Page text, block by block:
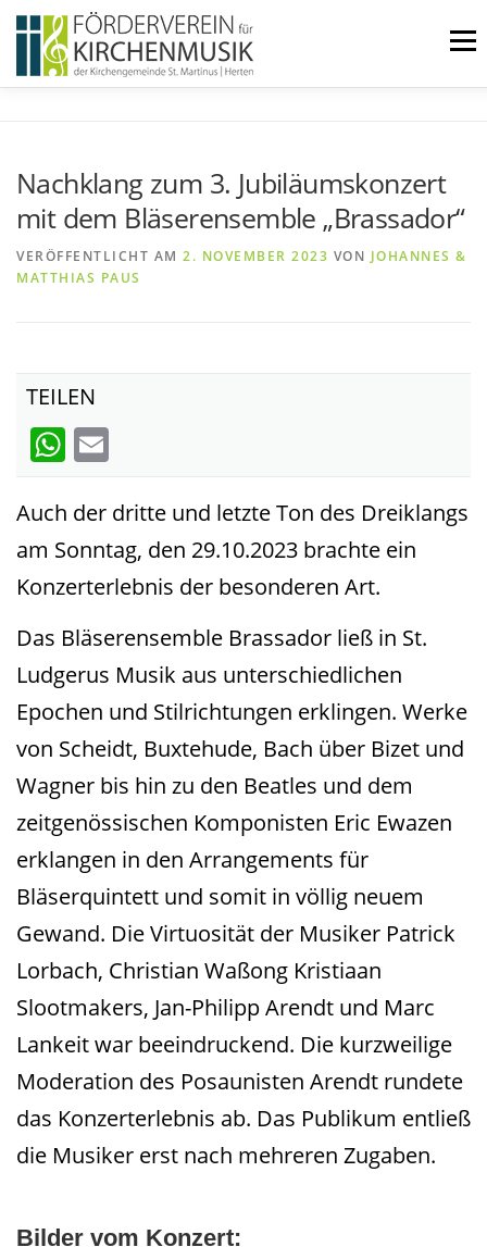
Inhalt
springen
Menü
VERANSTALTUNGEN KONTAKT
Nachklang zum 3. Jubiläumskonzert
mit dem Bläserensemble „Brassador“
VERÖFFENTLICHT AM 2. NOVEMBER 2023 VON JOHANNES &
MATTHIAS PAUS
TEILEN
WhatsApp
Auch der dritte und letzte Ton des Dreiklangs
am Sonntag, den 29.10.2023 brachte ein
Konzerterlebnis der besonderen Art.
Das Bläserensemble Brassador ließ in St.
Ludgerus Musik aus unterschiedlichen
Epochen und Stilrichtungen erklingen. Werke
von Scheidt, Buxtehude, Bach über Bizet und
Wagner bis hin zu den Beatles und dem
zeitgenössischen Komponisten Eric Ewazen
erklangen in den Arrangements für
Bläserquintett und somit in völlig neuem
Gewand. Die Virtuosität der Musiker Patrick
Lorbach, Christian Waßong Kristiaan
Slootmakers, Jan-Philipp Arendt und Marc
Lankeit war beeindruckend. Die kurzweilige
Moderation des Posaunisten Arendt rundete
das Konzerterlebnis ab. Das Publikum entließ
die Musiker erst nach mehreren Zugaben.
Bilder vom Konzert: